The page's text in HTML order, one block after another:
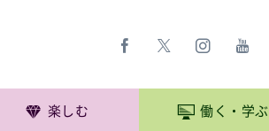
楽しむ 働く・学ぶ